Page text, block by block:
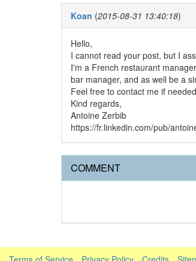
Koan (2015-08-31 13:40:18)
Hello,
I cannot read your post, but I
I'm a French restaurant
bar manager, and as well be a
Feel free to contact me if
Kind regards,
Antoine Zerbib
https://fr.linkedin.com/pub/
COMMENT